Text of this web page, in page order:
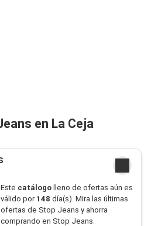
en La Ceja
Este catálogolleno de ofertas aún es
válido por 148 día(s). Mira las últimas
ofertas de Stop Jeans y ahorra
comprando en Stop Jeans.